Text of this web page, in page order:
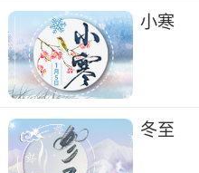
小寒
冬至